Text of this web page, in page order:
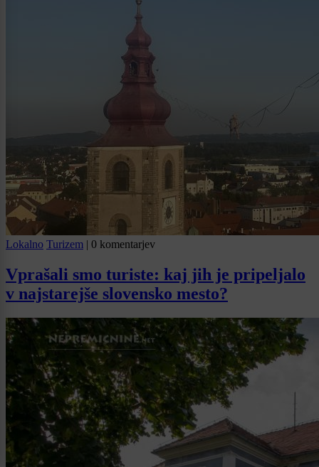
Lokalno Turizem | 0 komentarjev
Vprašali smo turiste: kaj jih je pripeljalo
v najstarejše slovensko mesto?